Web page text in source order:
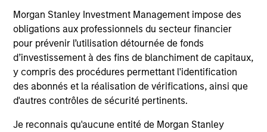
Morgan Stanley Investment Management impose des
obligations aux professionnels du secteur financier
pour prévenir l’utilisation détournée de fonds
d’investissement à des fins de blanchiment de capitaux,
y compris des procédures permettant l'identification
des abonnés et la réalisation de vérifications, ainsi que
d'autres contrôles de sécurité pertinents.
Je reconnais qu'aucune entité de Morgan Stanley
29-OCT-2024